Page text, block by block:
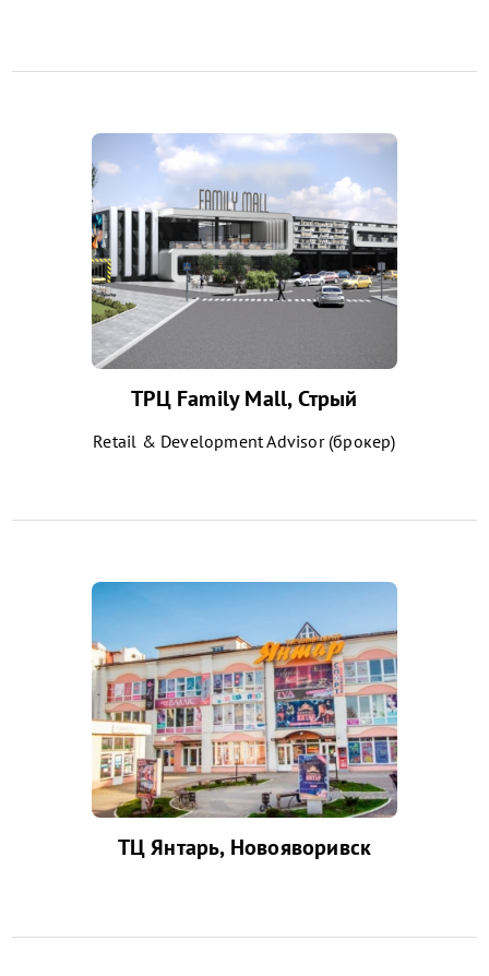
ТРЦ Family Mall, Стрый
Retail & Development Advisor (брокер)
ТЦ Янтарь, Новояворивск